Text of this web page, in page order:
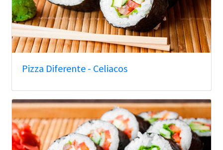
Pizza Diferente - Celiacos